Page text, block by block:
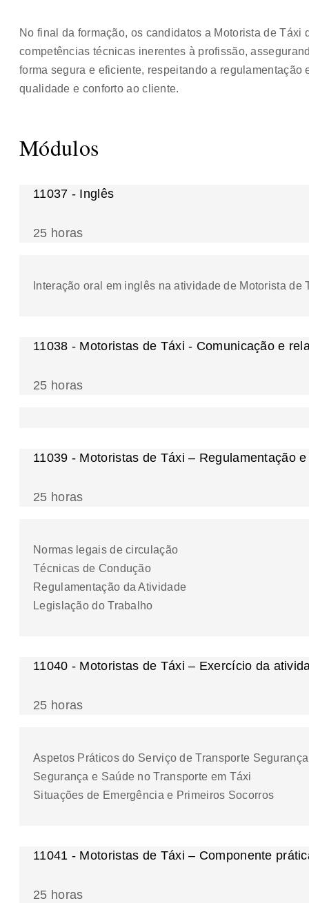
No final da formação, os candidatos a Motorista de
competências técnicas inerentes à profissão,
forma segura e eficiente, respeitando a
qualidade e conforto ao cliente.
Módulos
11037 - Inglês
25 horas
Interação oral em inglês na atividade de Motorista de
11038 - Motoristas de Táxi - Comunicação e
25 horas
11039 - Motoristas de Táxi – Regulamentação
25 horas
Normas legais de circulação
Técnicas de Condução
Regulamentação da Atividade
Legislação do Trabalho
11040 - Motoristas de Táxi – Exercício da
25 horas
Aspetos Práticos do Serviço de Transporte
Segurança e Saúde no Transporte em Táxi
Situações de Emergência e Primeiros Socorros
11041 - Motoristas de Táxi – Componente
25 horas